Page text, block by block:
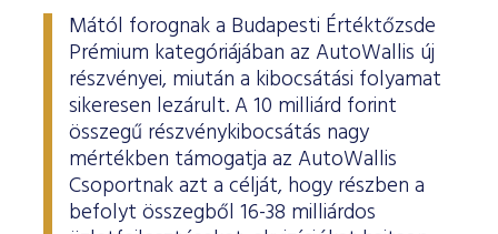
Mától forognak a Budapesti Értéktőzsde
Prémium kategóriájában az AutoWallis új
részvényei, miután a kibocsátási folyamat
sikeresen lezárult. A 10 milliárd forint
összegű részvénykibocsátás nagy
mértékben támogatja az AutoWallis
Csoportnak azt a célját, hogy részben a
befolyt összegből 16-38 milliárdos